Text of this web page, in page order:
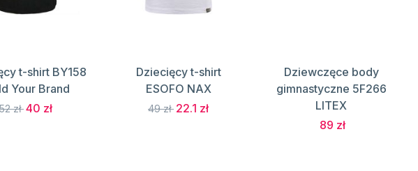
t-shirt BY158
Your Brand
zł40 zł
Dziecięcy t-shirt
ESOFO NAX
49 zł 22.1 zł
Dziewczęce body
gimnastyczne 5F266
LITEX
89 zł